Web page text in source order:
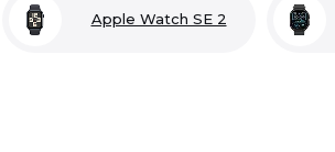
Apple Watch SE 2